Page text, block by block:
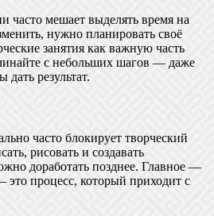
мешает выделять время на
нужно планировать своё
занятия как важную часть
с небольших шагов — даже
результат.
часто блокирует творческий
рисовать и создавать
доработать позднее. Главное —
это процесс, который приходит с